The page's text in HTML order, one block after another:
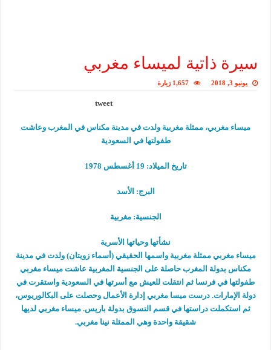
سيرة ذاتية لميساء مغربي
يونيو 3, 2018 1,657 زيارة
tweet
ميساء مغربي، ممثلة مغربية ولدت في مدينة مكناس في المغرب وعاشت
طفولتها في السعودية
تاريخ الميلاد: 19 أغسطس 1978
البرج: الأسد
الجنسية: مغربية
نشأتها وحياتها الأسرية
ميساء مغربي ممثلة مغربية واسمها الحقيقي (أسماء زويتان) ولدت في مدينة
مكناس بدولة المغرب حاصلة على الجنسية المغربية عاشت ميساء مغربي
طفولتها في فرنسا ثم انتقلت للعيش مع أسرتها في السعودية واستقرت في
دولة الإمارات. درست ميسا مغربي إدارة الأعمال وحصلت على البكالوريوس،
ثم استكملت دراستها في قسم التسوق بدولة باريس. ميساء مغربي لديها
شقيقة واحدة وهي الممثلة نينا مغربي.